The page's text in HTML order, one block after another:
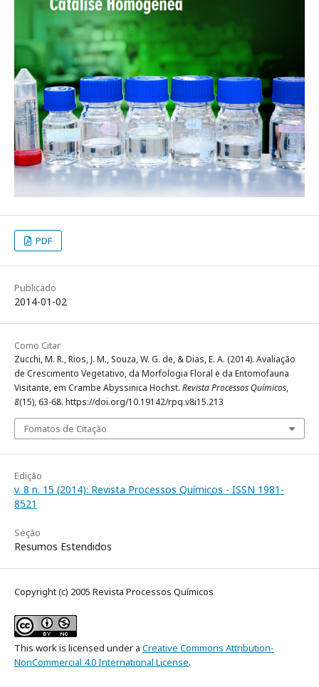
PDF
Publicado
2014-01-02
Como Citar
Zucchi, M. R., Rios, J. M., Souza, W. G. de, & Dias, E. A. (2014). Avaliação
de Crescimento Vegetativo, da Morfologia Floral e da Entomofauna
Visitante, em Crambe Abyssinica Hochst. Revista Processos Químicos,
8(15), 63-68. https://doi.org/10.19142/rpq.v8i15.213
Fomatos de Citação
Edição
v. 8 n. 15 (2014): Revista Processos Químicos - ISSN 1981-
8521
Seção
Resumos Estendidos
Copyright (c) 2005 Revista Processos Químicos
This work is licensed under a Creative Commons Attribution-
NonCommercial 4.0 International License.